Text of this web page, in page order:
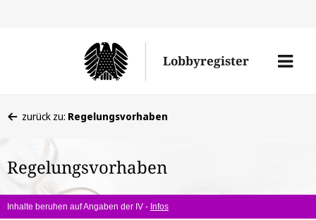
Lobbyregister
Menü
befinden
hier:
zurück zu: Regelungsvorhaben
Regelungsvorhaben
Inhalte beruhen auf Angaben der IV - Infos